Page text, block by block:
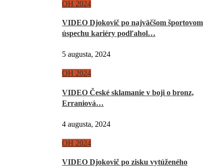
OH 2024
VIDEO Djokovič po najväčšom športovom
úspechu kariéry podľahol…
5 augusta, 2024
OH 2024
VIDEO České sklamanie v boji o bronz,
Erraniová…
4 augusta, 2024
OH 2024
VIDEO Djokovič po zisku vytúženého